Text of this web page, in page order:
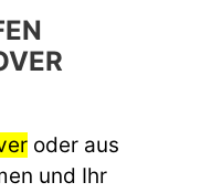
oder aus
und Ihr